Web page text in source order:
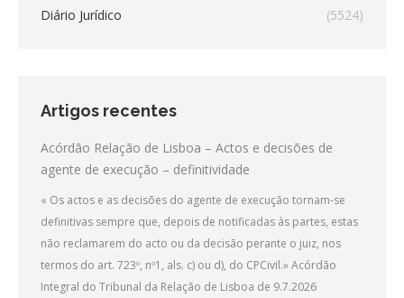
Diário Jurídico (5524)
Artigos recentes
Acórdão Relação de Lisboa – Actos e decisões de
agente de execução – definitividade
« Os actos e as decisões do agente de execução tornam-se
definitivas sempre que, depois de notificadas às partes, estas
não reclamarem do acto ou da decisão perante o juiz, nos
termos do art. 723º, nº1, als. c) ou d), do CPCivil.» Acórdão
Integral do Tribunal da Relação de Lisboa de 9.7.2026